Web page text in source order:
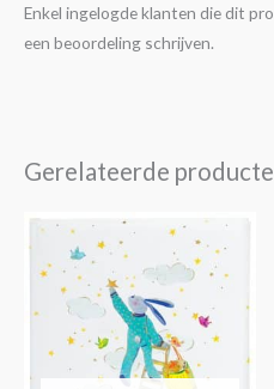
Enkel ingelogde klanten die dit
een beoordeling schrijven.
Gerelateerde